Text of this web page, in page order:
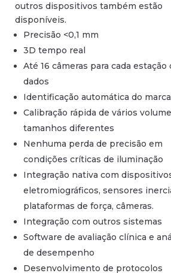
outros dispositivos também estão
disponíveis.
Precisão <0,1 mm
3D tempo real
Até 16 câmeras para cada estação
dados
Identificação automática do
Calibração rápida de vários
tamanhos diferentes
Nenhuma perda de precisão em
condições críticas de iluminação
Integração nativa com
eletromiográficos, sensores
plataformas de força, câmeras.
Integração com outros sistemas
Software de avaliação clínica e
de desempenho
Desenvolvimento de protocolos